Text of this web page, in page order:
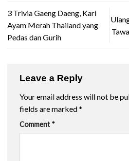
3 Trivia Gaeng Daeng, Kari
Ayam Merah Thailand yang
Pedas dan Gurih
Leave a Reply
Your email address will not be
fields are marked*
Comment *